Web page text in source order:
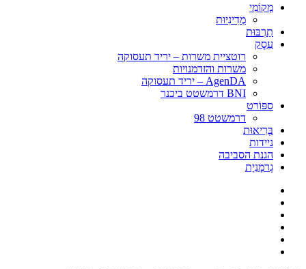
מְקוֹמִי
מְדִינִיוּת
תַרְבּוּת
עֵסֶק
רוטציית משרות – יריד תעסוקה
משרות והזדמנויות
AgenDA – יריד תעסוקה
BNI דרמשטט ביכנר
ספּוֹרט
דרמשטט 98
בְּרִיאוּת
ניידות
הגנת הסביבה
גֶרמָנִיָת